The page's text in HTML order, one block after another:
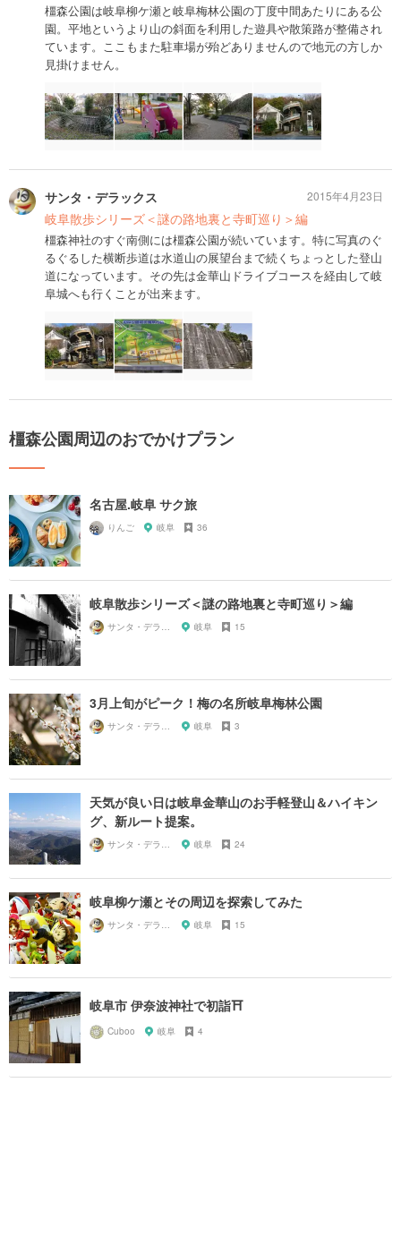
橿森公園は岐阜柳ケ瀬と岐阜梅林公園の丁度中間あたりにある公
園。平地というより山の斜面を利用した遊具や散策路が整備され
ています。ここもまた駐車場が殆どありませんので地元の方しか
見掛けません。
サンタ・デラックス
岐阜散歩シリーズ＜謎の路地裏と寺町巡り＞編
橿森神社のすぐ南側には橿森公園が続いています。特に写真のぐ
るぐるした横断歩道は水道山の展望台まで続くちょっとした登山
道になっています。その先は金華山ドライブコースを経由して岐
阜城へも行くことが出来ます。
2015年4月23日
橿森公園周辺のおでかけプラン
名古屋.岐阜 サク旅
りんご 岐阜 36
岐阜散歩シリーズ＜謎の路地裏と寺町巡り＞編
サンタ・デラックス 岐阜 15
3月上旬がピーク！梅の名所岐阜梅林公園
サンタ・デラックス 岐阜 3
天気が良い日は岐阜金華山のお手軽登山＆ハイキン
グ、新ルート提案。
サンタ・デラックス 岐阜 24
岐阜柳ケ瀬とその周辺を探索してみた
サンタ・デラックス 岐阜 15
岐阜市 伊奈波神社で初詣⛩
Cuboo 岐阜 4